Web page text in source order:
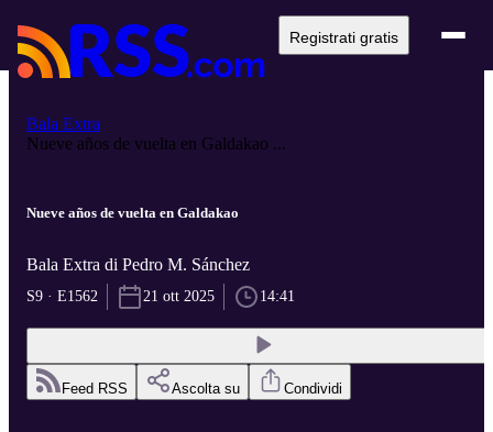
Registrati gratis
Bala Extra
Nueve años de vuelta en Galdakao ...
Nueve años de vuelta en Galdakao
Bala Extra di Pedro M. Sánchez
S9 · E1562 21 ott 2025 14:41
Feed RSS Ascolta su Condividi